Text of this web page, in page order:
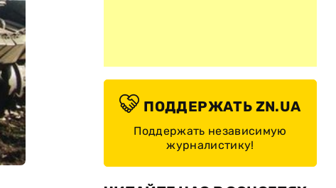
ПОДДЕРЖАТЬ ZN.UA
Поддержать независимую
журналистику!